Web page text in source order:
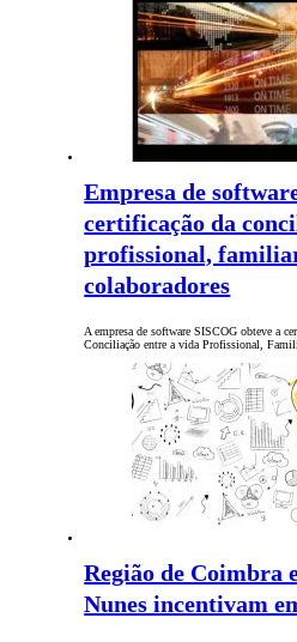
Empresa de
certificação da
profissional, familiar
colaboradores
A empresa de software SISCOG obteve a
Conciliação entre a vida Profissional,
Região de Coimbra
Nunes incentivam